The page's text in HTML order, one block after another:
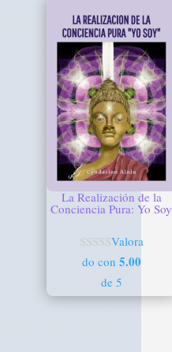
La Realización de la
Conciencia Pura: Yo Soy
Valora
do con 5.00
de 5